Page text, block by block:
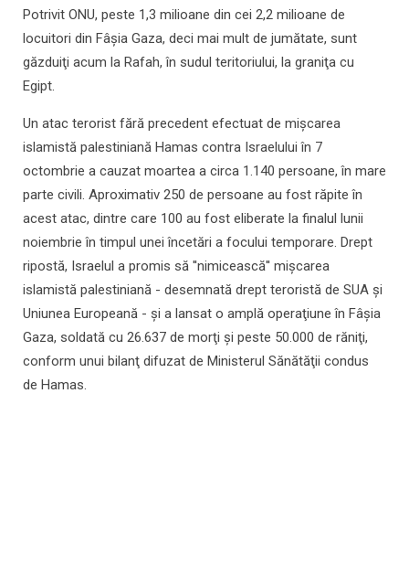
Potrivit ONU, peste 1,3 milioane din cei 2,2 milioane de
locuitori din Fâşia Gaza, deci mai mult de jumătate, sunt
găzduiţi acum la Rafah, în sudul teritoriului, la graniţa cu
Egipt.
Un atac terorist fără precedent efectuat de mişcarea
islamistă palestiniană Hamas contra Israelului în 7
octombrie a cauzat moartea a circa 1.140 persoane, în mare
parte civili. Aproximativ 250 de persoane au fost răpite în
acest atac, dintre care 100 au fost eliberate la finalul lunii
noiembrie în timpul unei încetări a focului temporare. Drept
ripostă, Israelul a promis să ''nimicească'' mişcarea
islamistă palestiniană - desemnată drept teroristă de SUA şi
Uniunea Europeană - şi a lansat o amplă operaţiune în Fâşia
Gaza, soldată cu 26.637 de morţi şi peste 50.000 de răniţi,
conform unui bilanţ difuzat de Ministerul Sănătăţii condus
de Hamas.